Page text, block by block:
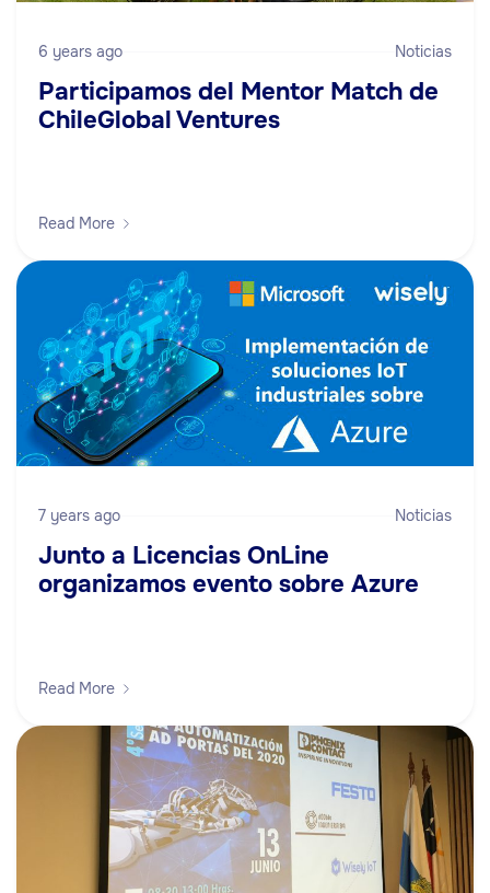
6 years ago Noticias
Participamos del Mentor Match de
ChileGlobal Ventures
Read More
7 years ago Noticias
Junto a Licencias OnLine
organizamos evento sobre Azure
Read More